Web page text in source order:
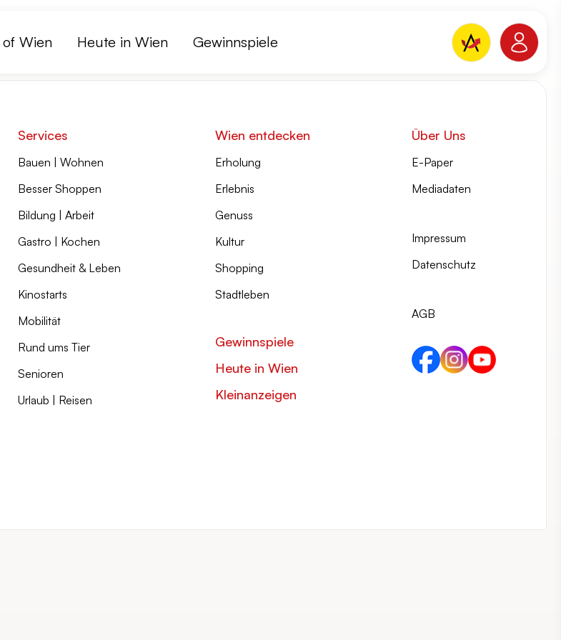
of Wien Heute in Wien Gewinnspiele
Services
Bauen | Wohnen
Besser Shoppen
Bildung | Arbeit
Gastro | Kochen
Gesundheit & Leben
Kinostarts
Mobilität
Rund ums Tier
Senioren
Urlaub | Reisen
Wien entdecken
Erholung
Erlebnis
Genuss
Kultur
Shopping
Stadtleben
Gewinnspiele
Heute in Wien
Kleinanzeigen
Über Uns
E-Paper
Mediadaten
Impressum
Datenschutz
AGB